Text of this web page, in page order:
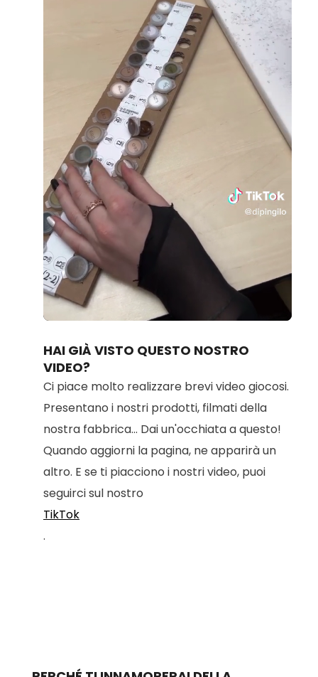
Loaded
100.00%
HAI GIÀ VISTO QUESTO NOSTRO
VIDEO?
Ci piace molto realizzare brevi video giocosi.
Presentano i nostri prodotti, filmati della
nostra fabbrica... Dai un'occhiata a questo!
Quando aggiorni la pagina, ne apparirà un
altro. E se ti piacciono i nostri video, puoi
seguirci sul nostro
TikTok
.